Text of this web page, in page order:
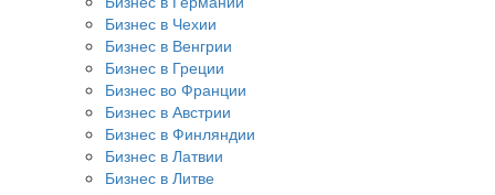
Бизнес в Чехии
Бизнес в Венгрии
Бизнес в Греции
Бизнес во Франции
Бизнес в Австрии
Бизнес в Финляндии
Бизнес в Латвии
Бизнес в Литве